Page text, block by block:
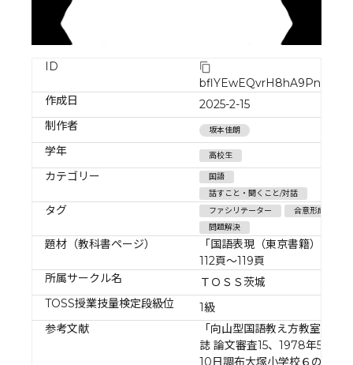
ID
bflYEwEQvrH8hA9PnkKX
作成日
2025-2-15
制作者
坂本佳朗
学年 高校生
カテゴリー
国語
話すこと・聞くこと/対話
タグ ファシリテーター
合意形成
問題解決
題材（教科書ページ）
「国語表現（東京書籍）」
112頁～119頁
所属サークル名
ＴＯＳＳ茨城
TOSS授業技量検定段級位
1級
参考文献
「向山型国語教え方教室」
誌 論文審査15、1978年5月
10日調布大塚小学校６の１